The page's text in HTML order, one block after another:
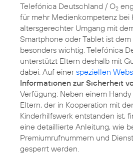
Telefónica Deutschland / O2
für mehr Medienkompetenz bei
altersgerechter Umgang mit
Smartphone oder Tablet ist
besonders wichtig. Telefónica
unterstützt Eltern deshalb mit
dabei. Auf einerspeziellen
Informationen zur Sicherheit
Verfügung: Neben einem
Eltern, der in Kooperation mit
Kinderhilfswerk entstanden ist,
eine detaillierte Anleitung, wie
Premiumrufnummern und
gesperrt werden.